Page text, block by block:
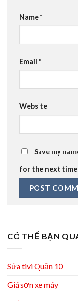
Name*
Email *
Website
Save my
for the next time
CÓ THỂ BẠN
Sửa tivi Quận 10
Giá sơn xe máy